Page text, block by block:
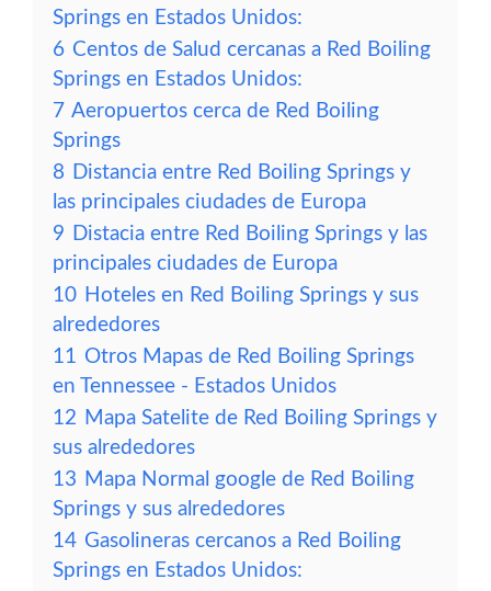
Springs en Estados Unidos:
6 Centos de Salud cercanas a Red Boiling
Springs en Estados Unidos:
7 Aeropuertos cerca de Red Boiling
Springs
8 Distancia entre Red Boiling Springs y
las principales ciudades de Europa
9 Distacia entre Red Boiling Springs y las
principales ciudades de Europa
10 Hoteles en Red Boiling Springs y sus
alrededores
11 Otros Mapas de Red Boiling Springs
en Tennessee - Estados Unidos
12 Mapa Satelite de Red Boiling Springs y
sus alrededores
13 Mapa Normal google de Red Boiling
Springs y sus alrededores
14 Gasolineras cercanos a Red Boiling
Springs en Estados Unidos: